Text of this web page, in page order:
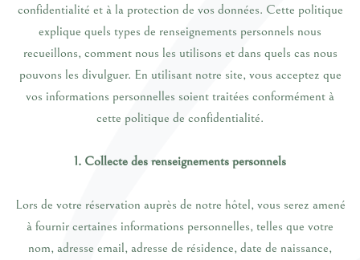
confidentialité et à la protection de vos données. Cette politique
explique quels types de renseignements personnels nous
recueillons, comment nous les utilisons et dans quels cas nous
pouvons les divulguer. En utilisant notre site, vous acceptez que
vos informations personnelles soient traitées conformément à
cette politique de confidentialité.
1. Collecte des renseignements personnels
Lors de votre réservation auprès de notre hôtel, vous serez amené
à fournir certaines informations personnelles, telles que votre
nom, adresse email, adresse de résidence, date de naissance,